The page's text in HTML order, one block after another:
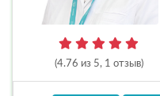
(4.76 из 5, 1 отзыв)